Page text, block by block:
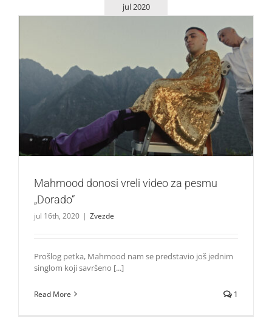
jul 2020
Mahmood donosi vreli video za pesmu „Dorado“
Zvezde
Mahmood donosi vreli video za pesmu
„Dorado“
jul 16th, 2020 | Zvezde
Prošlog petka, Mahmood nam se predstavio još jednim
singlom koji savršeno [...]
Read More 1